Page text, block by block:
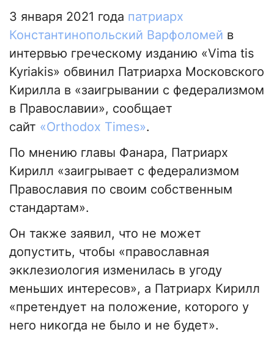
3 января 2021 года патриарх
Константинопольский Варфоломей в
интервью греческому изданию «Vima tis
Kyriakis» обвинил Патриарха Московского
Кирилла в «заигрывании с федерализмом
в Православии», сообщает
сайт «Оrthodox Тimes».
По мнению главы Фанара, Патриарх
Кирилл «заигрывает с федерализмом
Православия по своим собственным
стандартам».
Он также заявил, что не может
допустить, чтобы «православная
экклезиология изменилась в угоду
меньших интересов», а Патриарх Кирилл
«претендует на положение, которого у
него никогда не было и не будет».